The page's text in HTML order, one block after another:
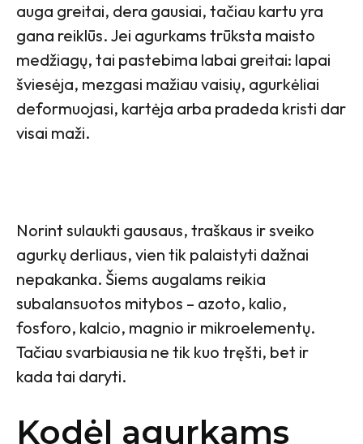
auga greitai, dera gausiai, tačiau kartu yra
gana reiklūs. Jei agurkams trūksta maisto
medžiagų, tai pastebima labai greitai: lapai
šviesėja, mezgasi mažiau vaisių, agurkėliai
deformuojasi, kartėja arba pradeda kristi dar
visai maži.
Norint sulaukti gausaus, traškaus ir sveiko
agurkų derliaus, vien tik palaistyti dažnai
nepakanka. Šiems augalams reikia
subalansuotos mitybos – azoto, kalio,
fosforo, kalcio, magnio ir mikroelementų.
Tačiau svarbiausia ne tik kuo tręšti, bet ir
kada tai daryti.
Kodėl agurkams